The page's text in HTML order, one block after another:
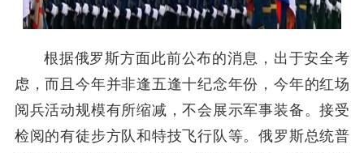
根据俄罗斯方面此前公布的消息，出于安全考
虑，而且今年并非逢五逢十纪念年份，今年的红场
阅兵活动规模有所缩减，不会展示军事装备。接受
检阅的有徒步方队和特技飞行队等。俄罗斯总统普